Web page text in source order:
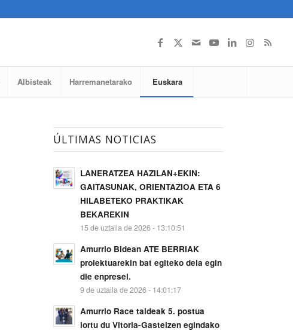
Albisteak Harremanetarako Euskara
ÚLTIMAS NOTICIAS
LANERATZEA HAZILAN+EKIN:
GAITASUNAK, ORIENTAZIOA ETA 6
HILABETEKO PRAKTIKAK
BEKAREKIN
15 de uztaila de 2026 - 13:10:51
Amurrio Bidean ATE BERRIAK
proiektuarekin bat egiteko deia egin
die enpresei.
9 de uztaila de 2026 - 14:01:17
Amurrio Race taldeak 5. postua
lortu du Vitoria-Gasteizen egindako